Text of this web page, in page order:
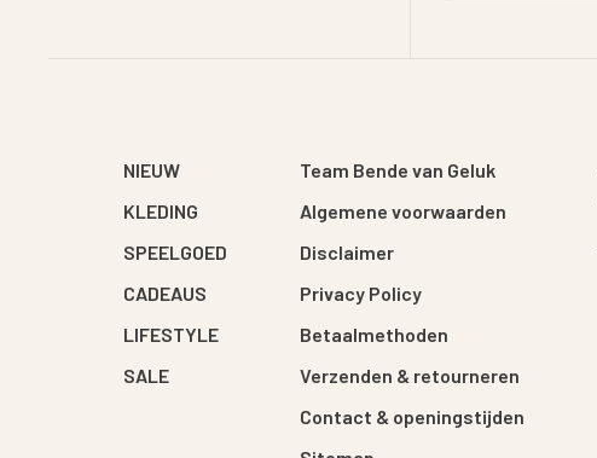
NIEUW
KLEDING
SPEELGOED
CADEAUS
LIFESTYLE
SALE
Team Bende van Geluk
Algemene voorwaarden
Disclaimer
Privacy Policy
Betaalmethoden
Verzenden & retourneren
Contact & openingstijden